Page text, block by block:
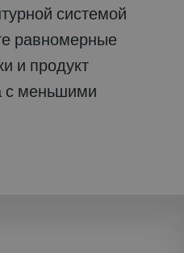
системой
равномерные
и продукт
с меньшими